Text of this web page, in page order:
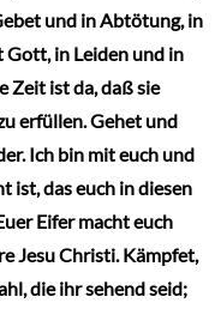
und in Abtötung, in
Gott, in Leiden und in
Zeit ist da, daß sie
erfüllen. Gehet und
Ich bin mit euch und
ist, das euch in diesen
Eifer macht euch
Jesu Christi. Kämpfet,
die ihr sehend seid;